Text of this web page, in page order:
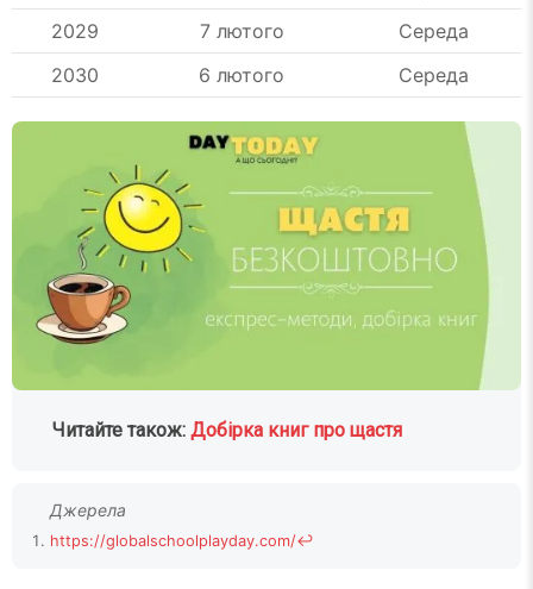
2029
7 лютого
Середа
2030
6 лютого Середа
Читайте також:Добірка книг про щастя
https://globalschoolplayday.com/↩